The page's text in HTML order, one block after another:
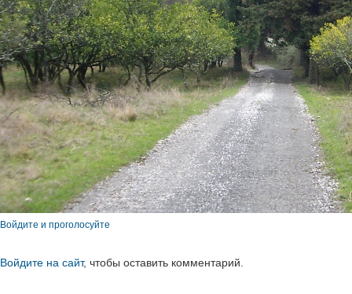
Войдите и проголосуйте
Войдите на сайт, чтобы оставить комментарий.